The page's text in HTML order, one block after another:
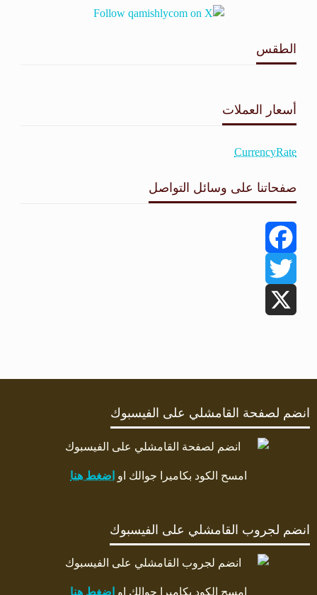
الطقس
أسعار العملات
CurrencyRate
صفحاتنا على وسائل التواصل
Facebook
Twitter
انضم لصفحة القامشلي على الفيسبوك
امسح الكود بكاميرا جوالك او اضغط هنا
انضم لجروب القامشلي على الفيسبوك
امسح الكود بكاميرا جوالك او اضغط هنا